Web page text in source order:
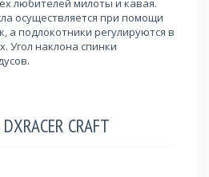
любителей милоты и кавая.
осуществляется при помощи
а подлокотники регулируются в
Угол наклона спинки
CRAFT